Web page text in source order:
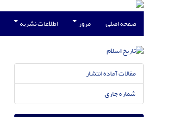
صفحه اصلی مرور اطلاعات نشریه
مقالات آماده انتشار
شماره جاری